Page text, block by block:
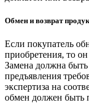
Обмен и возврат
Если покупатель
приобретения, то
Замена должна быть
предъявления
экспертиза на
обмен должен быть